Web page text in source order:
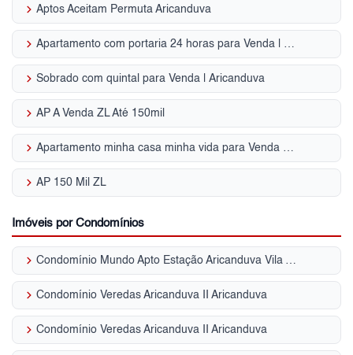
keyboard_arrow_right Aptos Aceitam Permuta Aricanduva
keyboard_arrow_right Apartamento com portaria 24 horas para Venda | Aricanduva
keyboard_arrow_right Sobrado com quintal para Venda | Aricanduva
keyboard_arrow_right AP A Venda ZL Até 150mil
keyboard_arrow_right Apartamento minha casa minha vida para Venda | Aricanduva
keyboard_arrow_right AP 150 Mil ZL
Imóveis por Condomínios
keyboard_arrow_right Condomínio Mundo Apto Estação Aricanduva Vila Aricanduva
keyboard_arrow_right Condomínio Veredas Aricanduva II Aricanduva
keyboard_arrow_right Condomínio Veredas Aricanduva II Aricanduva